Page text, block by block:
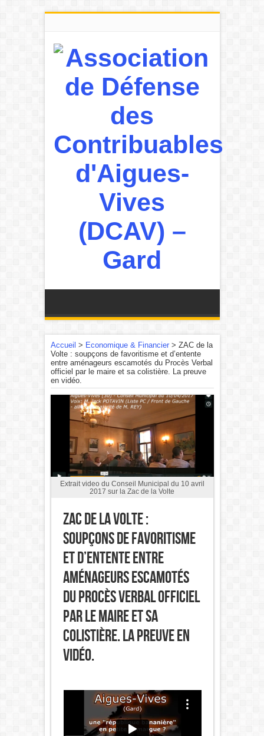
Accueil > Economique & Financier> ZAC de la
Volte : soupçons de favoritisme et d’entente
entre aménageurs escamotés du Procès Verbal
officiel par le maire et sa colistière. La preuve
en vidéo.
Extrait video du Conseil Municipal du 10 avril
2017 sur la Zac de la Volte
ZAC de la Volte :
soupçons de favoritisme
et d’entente entre
aménageurs escamotés
du Procès Verbal officiel
par le maire et sa
colistière. La preuve en
vidéo.